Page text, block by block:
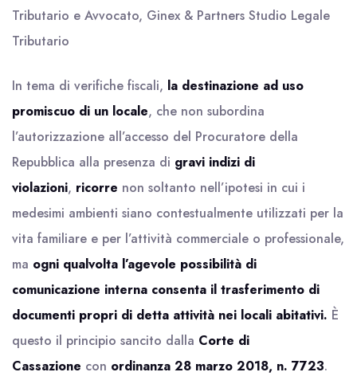
Tributario e Avvocato, Ginex & Partners Studio Legale
Tributario
In tema di verifiche fiscali, la destinazione ad uso
promiscuo di un locale, che non subordina
l’autorizzazione all’accesso del Procuratore della
Repubblica alla presenza di gravi indizi di
violazioni, ricorre non soltanto nell’ipotesi in cui i
medesimi ambienti siano contestualmente utilizzati per la
vita familiare e per l’attività commerciale o professionale,
ma ogni qualvolta l’agevole possibilità di
comunicazione interna consenta il trasferimento di
documenti propri di detta attività nei locali abitativi. È
questo il principio sancito dalla Corte di
Cassazione con ordinanza 28 marzo 2018, n. 7723.